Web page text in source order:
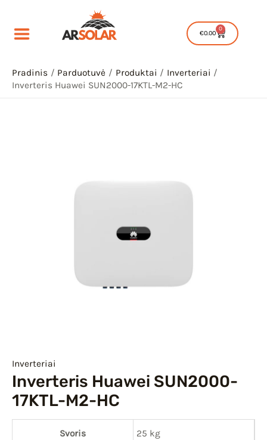
turinio
€0.00
0
Cart
Pradinis Parduotuvė Produktai
Inverteriai
Inverteris Huawei SUN2000-17KTL-M2-HC
Inverteriai
Inverteris Huawei SUN2000-
17KTL-M2-HC
Svoris 25 kg